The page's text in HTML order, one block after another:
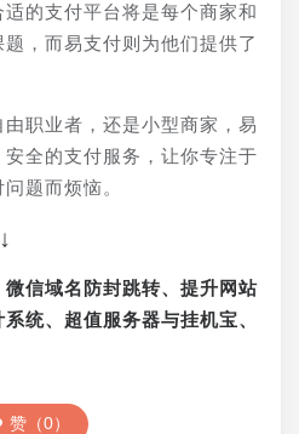
的支付平台将是每个商家和
，而易支付则为他们提供了
职业者，还是小型商家，易
全的支付服务，让你专注于
题而烦恼。
信域名防封跳转、提升网站
统、超值服务器与挂机宝、
赞（0）